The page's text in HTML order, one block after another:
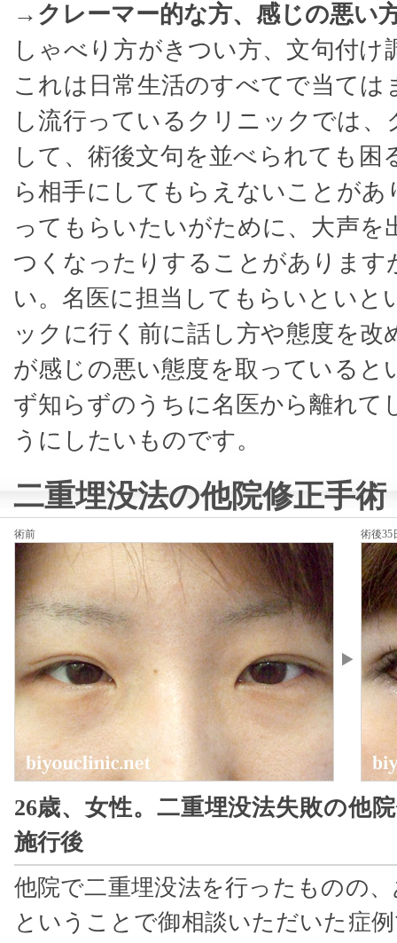
→クレーマー的な方、感じの悪い
しゃべり方がきつい方、文句付
これは日常生活のすべてで当ては
し流行っているクリニックでは
して、術後文句を並べられても
ら相手にしてもらえないことが
ってもらいたいがために、大声
つくなったりすることがあります
い。名医に担当してもらいといと
ックに行く前に話し方や態度を
が感じの悪い態度を取っていると
ず知らずのうちに名医から離れて
うにしたいものです。
二重埋没法の他院修正手術
術前 術後35
26歳、女性。二重埋没法失敗の他
施行後
他院で二重埋没法を行ったものの
ということで御相談いただいた症